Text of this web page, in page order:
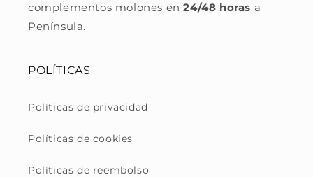
complementos molones en24/48 horas a
Península.
POLÍTICAS
Políticas de privacidad
Políticas de cookies
Políticas de reembolso